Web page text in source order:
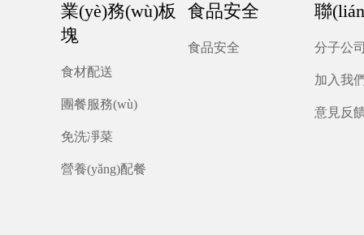
業(yè)務(wù)板
塊
食材配送
團餐服務(wù)
免洗凈菜
營養(yǎng)配餐
食品安全
食品安全
聯
分子公
加入我
意見反